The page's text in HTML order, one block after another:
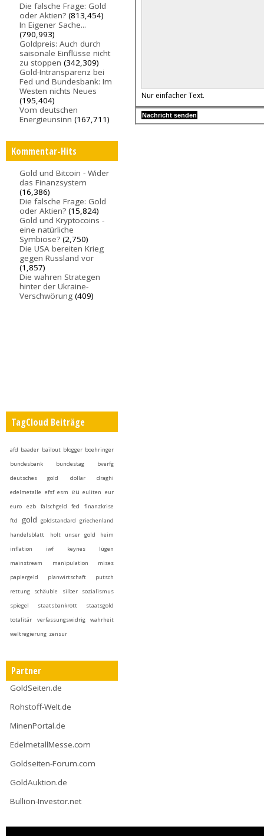
Die falsche Frage: Gold
oder Aktien? (813,454)
In Eigener Sache...
(790,993)
Goldpreis: Auch durch
saisonale Einflüsse nicht
zu stoppen (342,309)
Gold-Intransparenz bei
Fed und Bundesbank: Im
Westen nichts Neues
(195,404)
Vom deutschen
Energieunsinn (167,711)
Kommentar-Hits
Gold und Bitcoin - Wider
das Finanzsystem
(16,386)
Die falsche Frage: Gold
oder Aktien? (15,824)
Gold und Kryptocoins -
eine natürliche
Symbiose? (2,750)
Die USA bereiten Krieg
gegen Russland vor
(1,857)
Die wahren Strategen
hinter der Ukraine-
Verschwörung (409)
TagCloud Beiträge
afd baader bailout blogger boehringer
bundesbank
bundestag
bverfg
deutsches gold
dollar
draghi
edelmetalle efsf esm eu euliten eur
euro
ezb falschgeld fed
finanzkrise
ftd
gold goldstandard griechenland
handelsblatt
holt unser gold heim
inflation
iwf keynes
lügen
mainstream
manipulation
mises
papiergeld
planwirtschaft
putsch
rettung
schäuble silber
sozialismus
spiegel
staatsbankrott
staatsgold
totalitär
verfassungswidrig
wahrheit
weltregierung zensur
Partner
GoldSeiten.de
Rohstoff-Welt.de
MinenPortal.de
EdelmetallMesse.com
Goldseiten-Forum.com
GoldAuktion.de
Bullion-Investor.net
Nur einfacher Text.